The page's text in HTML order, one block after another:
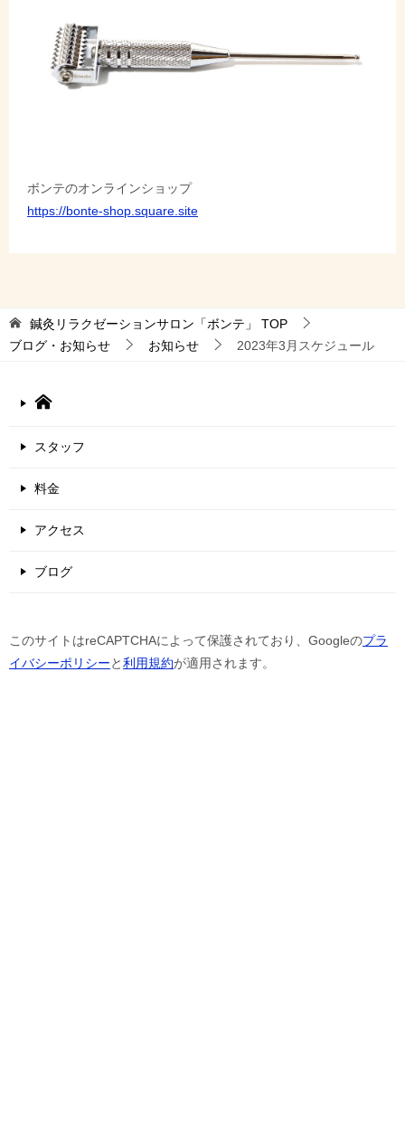
ボンテのオンラインショップ
https://bonte-shop.square.site
鍼灸リラクゼーションサロン「ボンテ」
TOP
ブログ・お知らせ
お知らせ 2023年3月スケジュール
スタッフ
料金
アクセス
ブログ
このサイトはreCAPTCHAによって保護されており、Googleのプラ
イバシーポリシーと利用規約が適用されます。